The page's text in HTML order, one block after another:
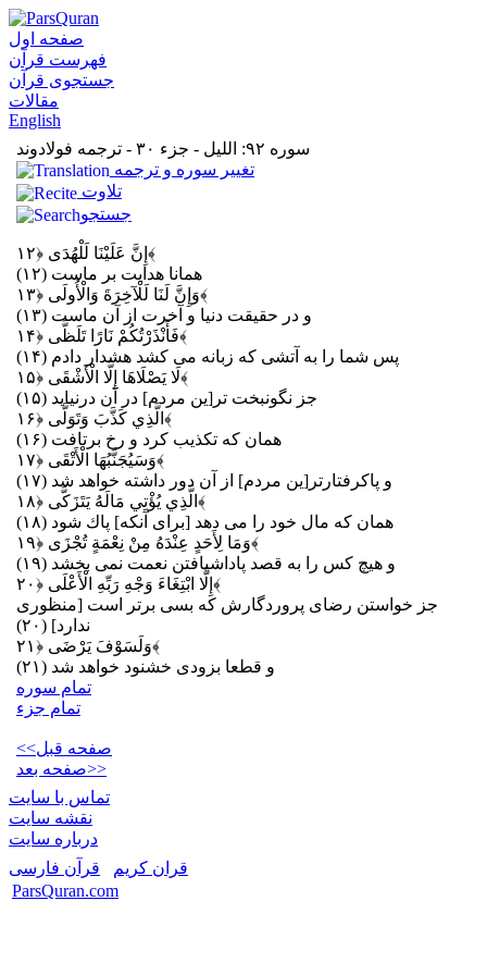
صفحه اول
فهرست قرآن
جستجوی قرآن
مقالات
English
سوره ۹۲: الليل - جزء ۳۰ - ترجمه فولادوند
تغيير سوره و ترجمه
تلاوت
جستجو
إِنَّ عَلَيْنَا لَلْهُدَى ﴿۱۲﴾
همانا هدايت بر ماست (۱۲)
وَإِنَّ لَنَا لَلْآخِرَةَ وَالْأُولَى﴿۱۳﴾
و در حقيقت دنيا و آخرت از آن ماست (۱۳)
فَأَنْذَرْتُكُمْ نَارًا تَلَظَّى﴿۱۴﴾
پس شما را به آتشى كه زبانه مى ‏كشد هشدار دادم (۱۴)
لَا يَصْلَاهَا إِلَّا الْأَشْقَى﴿۱۵﴾
جز نگون‏بخت‏ تر[ين مردم] در آن درنيايد (۱۵)
الَّذِي كَذَّبَ وَتَوَلَّى ﴿۱۶﴾
همان كه تكذيب كرد و رخ برتافت (۱۶)
وَسَيُجَنَّبُهَا الْأَتْقَى﴿۱۷﴾
و پاك‏رفتارتر[ين مردم] از آن دور داشته خواهد شد (۱۷)
الَّذِي يُؤْتِي مَالَهُ يَتَزَكَّى ﴿۱۸﴾
همان كه مال خود را مى‏ دهد [براى آنكه] پاك شود (۱۸)
وَمَا لِأَحَدٍ عِنْدَهُ مِنْ نِعْمَةٍ تُجْزَى﴿۱۹﴾
و هيچ كس را به قصد پاداش‏يافتن نعمت نمى ‏بخشد (۱۹)
إِلَّا ابْتِغَاءَ وَجْهِ رَبِّهِ الْأَعْلَى ﴿۲۰﴾
جز خواستن رضاى پروردگارش كه بسى برتر است [منظورى
ندارد] (۲۰)
وَلَسَوْفَ يَرْضَى﴿۲۱﴾
و قطعا بزودى خشنود خواهد شد (۲۱)
تمام سوره
تمام جزء
<<صفحه قبل
صفحه بعد>>
تماس با سایت
نقشه سايت
درباره سایت
قران کریم
قرآن فارسی
ParsQuran.com